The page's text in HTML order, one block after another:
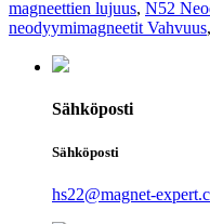
magneettien lujuus, N52
neodyymimagneetit Vahvuus,
Sähköposti
Sähköposti
hs22@magnet-